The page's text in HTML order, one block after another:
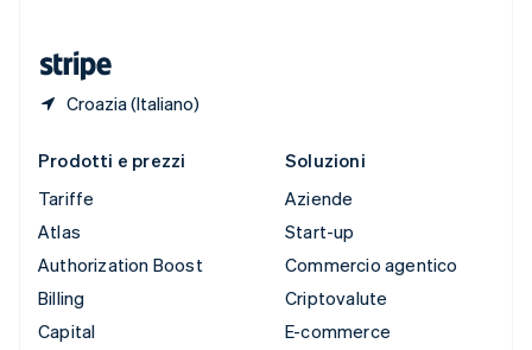
Croazia (Italiano)
Prodotti e prezzi
Tariffe
Atlas
Authorization Boost
Billing
Capital
Soluzioni
Aziende
Start-up
Commercio agentico
Criptovalute
E-commerce